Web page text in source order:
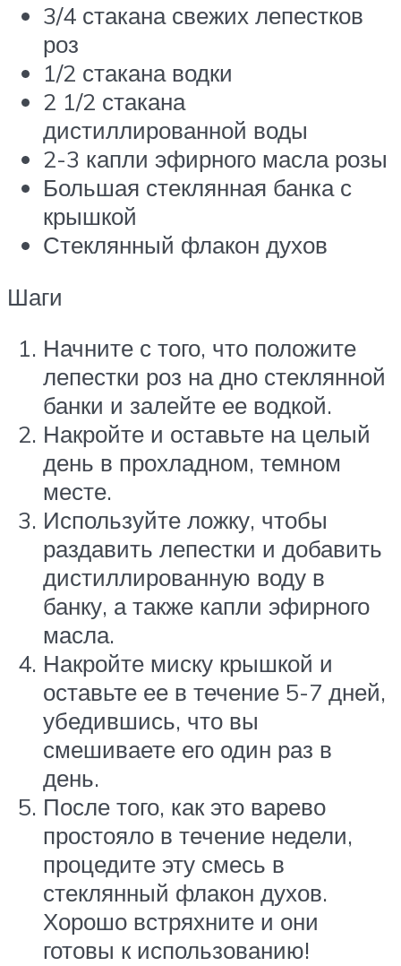
3/4 стакана свежих лепестков
роз
1/2 стакана водки
2 1/2 стакана
дистиллированной воды
2-3 капли эфирного масла розы
Большая стеклянная банка с
крышкой
Стеклянный флакон духов
Шаги
Начните с того, что положите
лепестки роз на дно стеклянной
банки и залейте ее водкой.
Накройте и оставьте на целый
день в прохладном, темном
месте.
Используйте ложку, чтобы
раздавить лепестки и добавить
дистиллированную воду в
банку, а также капли эфирного
масла.
Накройте миску крышкой и
оставьте ее в течение 5-7 дней,
убедившись, что вы
смешиваете его один раз в
день.
После того, как это варево
простояло в течение недели,
процедите эту смесь в
стеклянный флакон духов.
Хорошо встряхните и они
готовы к использованию!